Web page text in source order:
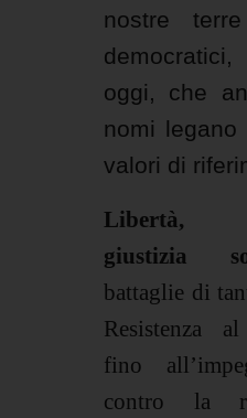
nostre
oggi, che
nomi legano
valori di
Libertà,
giustizia
battaglie di
Resistenza
fino
contro la